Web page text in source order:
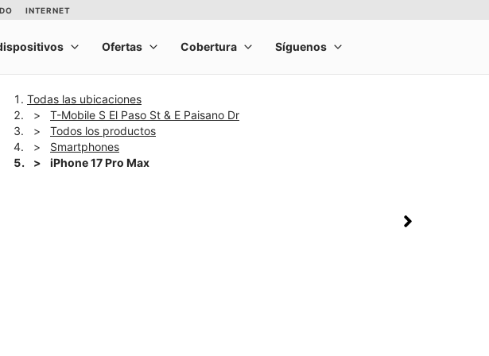
Todas las ubicaciones
T-Mobile S El Paso St & E Paisano Dr
Todos los productos
Smartphones
iPhone 17 Pro Max
This carousel shows one large product image at a time. Use the Previous and Next buttons